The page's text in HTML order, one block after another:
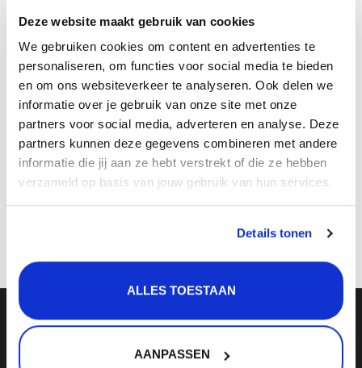
Deze website maakt gebruik van cookies
We gebruiken cookies om content en advertenties te
personaliseren, om functies voor social media te bieden
en om ons websiteverkeer te analyseren. Ook delen we
informatie over je gebruik van onze site met onze
partners voor social media, adverteren en analyse. Deze
partners kunnen deze gegevens combineren met andere
informatie die jij aan ze hebt verstrekt of die ze hebben
verzameld op basis van jouw gebruik van hun services.
Details tonen
ALLES TOESTAAN
AANPASSEN
Onderdelen
Badkamer
Badkamerkranen
Wastafels
$$$ ACTIES $$$
* Verplichte velden
« Terug naar Qisani Qisani Flow thermostatische
inbouwkraan 2-weg ovaal Gold / Goud
Meld je aan voor onze nieuwsbrief: